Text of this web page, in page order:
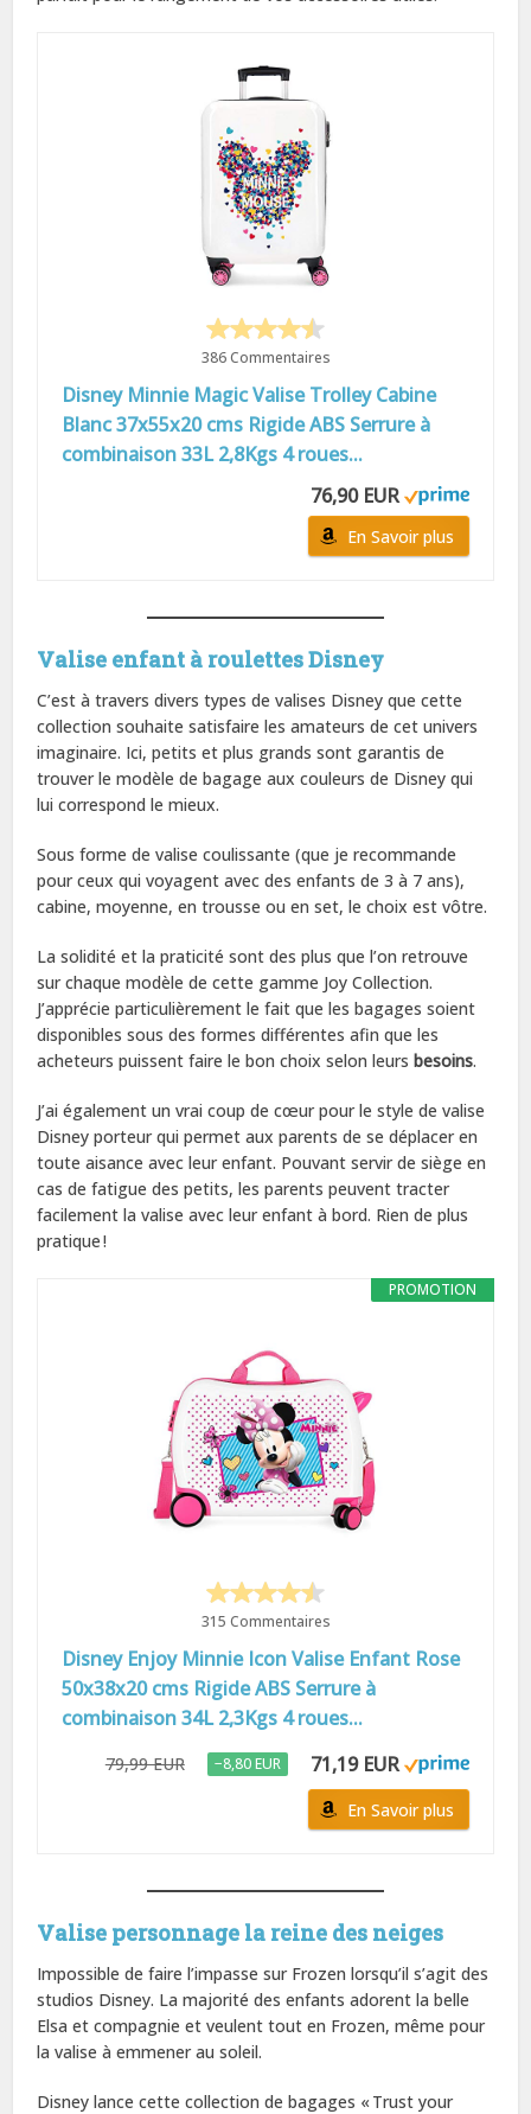
386 Commentaires
Disney Minnie Magic Valise Trolley Cabine
Blanc 37x55x20 cms Rigide ABS Serrure à
combinaison 33L 2,8Kgs 4 roues...
76,90 EUR
En Savoir plus
Valise enfant à roulettes Disney
C’est à travers divers types de valises Disney que cette
collection souhaite satisfaire les amateurs de cet univers
imaginaire. Ici, petits et plus grands sont garantis de
trouver le modèle de bagage aux couleurs de Disney qui
lui correspond le mieux.
Sous forme de valise coulissante (que je recommande
pour ceux qui voyagent avec des enfants de 3 à 7 ans),
cabine, moyenne, en trousse ou en set, le choix est vôtre.
La solidité et la praticité sont des plus que l’on retrouve
sur chaque modèle de cette gamme Joy Collection.
J’apprécie particulièrement le fait que les bagages soient
disponibles sous des formes différentes afin que les
acheteurs puissent faire le bon choix selon leursbesoins.
J’ai également un vrai coup de cœur pour le style de valise
Disney porteur qui permet aux parents de se déplacer en
toute aisance avec leur enfant. Pouvant servir de siège en
cas de fatigue des petits, les parents peuvent tracter
facilement la valise avec leur enfant à bord. Rien de plus
pratique !
PROMOTION
315 Commentaires
Disney Enjoy Minnie Icon Valise Enfant Rose
50x38x20 cms Rigide ABS Serrure à
combinaison 34L 2,3Kgs 4 roues...
79,99 EUR −8,80 EUR 71,19 EUR
En Savoir plus
Valise personnage la reine des neiges
Impossible de faire l’impasse sur Frozen lorsqu’il s’agit des
studios Disney. La majorité des enfants adorent la belle
Elsa et compagnie et veulent tout en Frozen, même pour
la valise à emmener au soleil.
Disney lance cette collection de bagages « Trust your